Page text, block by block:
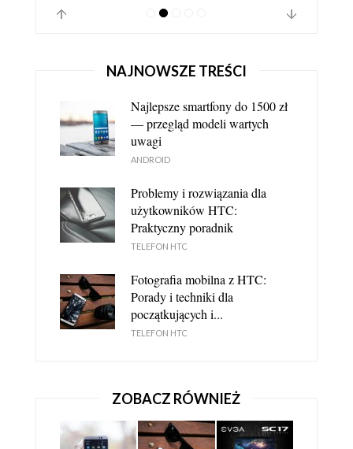
HTC SYNC - NAJWAŻNIEJSZE INFORMACJE
TELEFON HTC
HTC DESIRE C – CZY TEN NIEDROGI SMARTFON
NAJNOWSZE TREŚCI
Najlepsze smartfony do 1500 zł
— przegląd modeli wartych
uwagi
ANDROID
Problemy i rozwiązania dla
użytkowników HTC:
Praktyczny poradnik
TELEFON HTC
Fotografia mobilna z HTC:
Porady i techniki dla
początkujących i...
TELEFON HTC
ZOBACZ RÓWNIEŻ